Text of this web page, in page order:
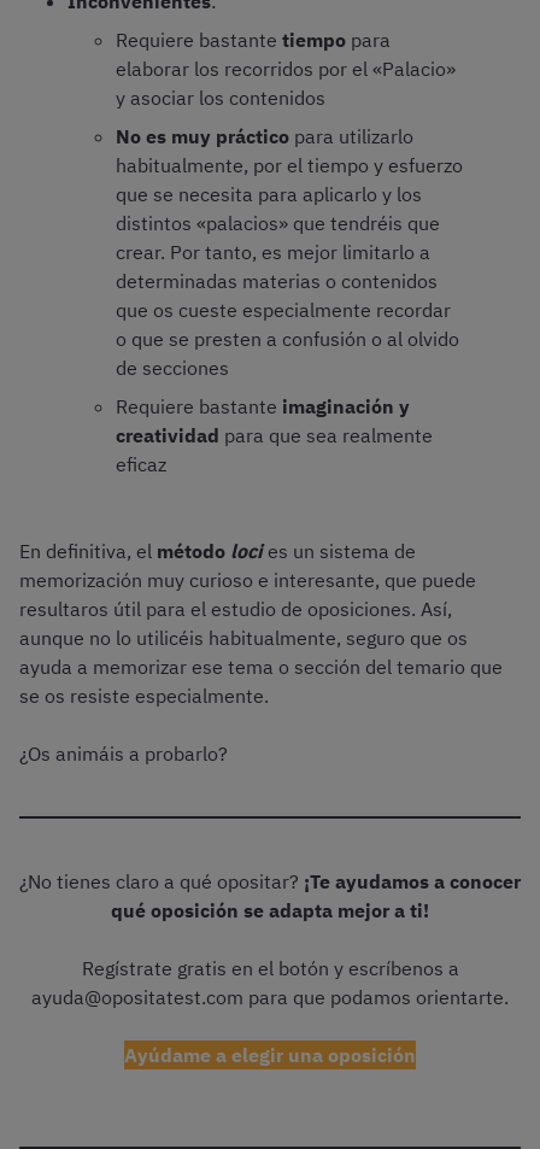
Requiere bastante tiempo para
elaborar los recorridos por el «Palacio»
y asociar los contenidos
No es muy práctico para utilizarlo
habitualmente, por el tiempo y esfuerzo
que se necesita para aplicarlo y los
distintos «palacios» que tendréis que
crear. Por tanto, es mejor limitarlo a
determinadas materias o contenidos
que os cueste especialmente recordar
o que se presten a confusión o al olvido
de secciones
Requiere bastante imaginación y
creatividad para que sea realmente
eficaz
En definitiva, el método locies un sistema de
memorización muy curioso e interesante, que puede
resultaros útil para el estudio de oposiciones. Así,
aunque no lo utilicéis habitualmente, seguro que os
ayuda a memorizar ese tema o sección del temario que
se os resiste especialmente.
¿Os animáis a probarlo?
¿No tienes claro a qué opositar? ¡Te ayudamos a conocer
qué oposición se adapta mejor a ti!
Regístrate gratis en el botón y escríbenos a
ayuda@opositatest.com para que podamos orientarte.
Ayúdame a elegir una oposición